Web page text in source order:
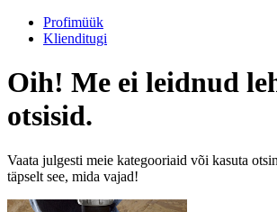
Profimüük
Klienditugi
Oih! Me ei leidnud
otsisid.
Vaata julgesti meie kategooriaid või kasuta
täpselt see, mida vajad!